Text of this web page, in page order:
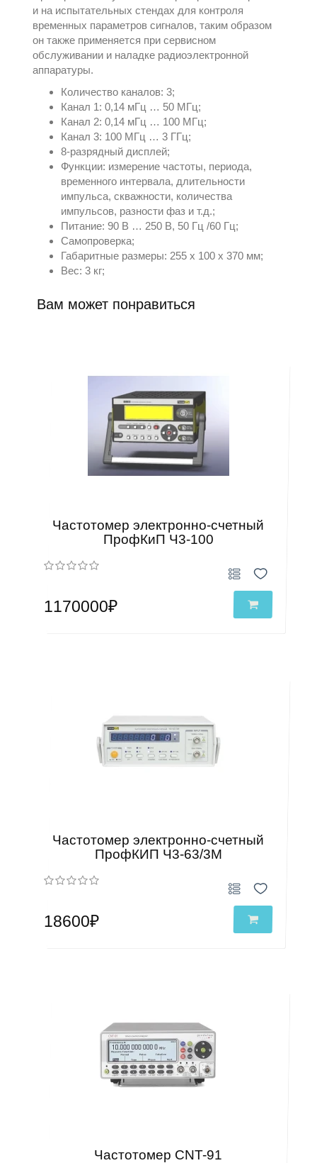
и на испытательных стендах для контроля
временных параметров сигналов, таким образом
он также применяется при сервисном
обслуживании и наладке радиоэлектронной
аппаратуры.
Количество каналов: 3;
Канал 1: 0,14 мГц … 50 МГц;
Канал 2: 0,14 мГц … 100 МГц;
Канал 3: 100 МГц … 3 ГГц;
8-разрядный дисплей;
Функции: измерение частоты, периода,
временного интервала, длительности
импульса, скважности, количества
импульсов, разности фаз и т.д.;
Питание: 90 В … 250 В, 50 Гц /60 Гц;
Самопроверка;
Габаритные размеры: 255 х 100 х 370 мм;
Вес: 3 кг;
Вам может понравиться
Частотомер электронно-счетный
ПрофКиП Ч3-100
1170000₽
Частотомер электронно-счетный
ПрофКИП Ч3-63/3М
18600₽
Частотомер CNT-91